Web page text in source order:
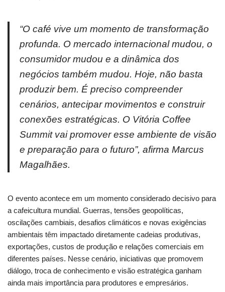
“O café vive um momento de transformação
profunda. O mercado internacional mudou, o
consumidor mudou e a dinâmica dos
negócios também mudou. Hoje, não basta
produzir bem. É preciso compreender
cenários, antecipar movimentos e construir
conexões estratégicas. O Vitória Coffee
Summit vai promover esse ambiente de visão
e preparação para o futuro”, afirma Marcus
Magalhães.
O evento acontece em um momento considerado decisivo para
a cafeicultura mundial. Guerras, tensões geopolíticas,
oscilações cambiais, desafios climáticos e novas exigências
ambientais têm impactado diretamente cadeias produtivas,
exportações, custos de produção e relações comerciais em
diferentes países. Nesse cenário, iniciativas que promovem
diálogo, troca de conhecimento e visão estratégica ganham
ainda mais importância para produtores e empresários.